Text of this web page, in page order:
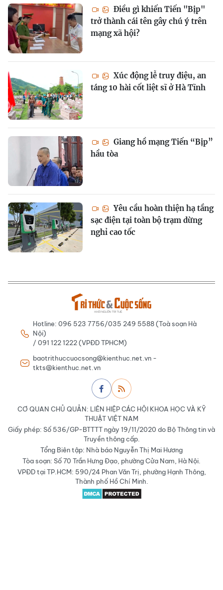
Điều gì khiến Tiến "Bịp"
trở thành cái tên gây chú ý trên
mạng xã hội?
Xúc động lễ truy điệu, an
táng 10 hài cốt liệt sĩ ở Hà Tĩnh
Giang hồ mạng Tiến “Bịp”
hầu tòa
Yêu cầu hoàn thiện hạ tầng
sạc điện tại toàn bộ trạm dừng
nghỉ cao tốc
Hotline: 096 523 7756/035 249 5588 (Toà soạn Hà
Nội)
/ 091 122 1222 (VPĐD TPHCM)
baotrithuccuocsong@kienthuc.net.vn -
tkts@kienthuc.net.vn
CƠ QUAN CHỦ QUẢN: LIÊN HIỆP CÁC HỘI KHOA HỌC VÀ KỸ
THUẬT VIỆT NAM
Giấy phép: Số 536/GP-BTTTT ngày 19/11/2020 do Bộ Thông tin và
Truyền thông cấp.
Tổng Biên tập: Nhà báo Nguyễn Thị Mai Hương
Tòa soạn: Số 70 Trần Hưng Đạo, phường Cửa Nam, Hà Nội.
VPĐD tại TP.HCM: 590/24 Phan Văn Trị, phường Hạnh Thông,
Thành phố Hồ Chí Minh.